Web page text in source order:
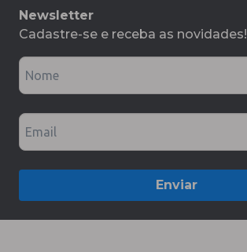
Newsletter
Cadastre-se e receba as novidades!
Nome
Email
Enviar